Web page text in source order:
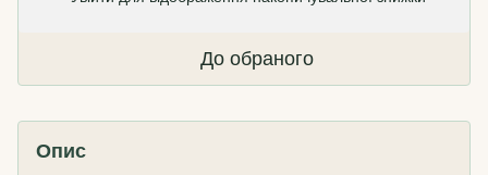
До обраного
Опис